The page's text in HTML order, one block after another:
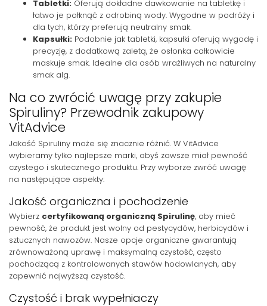
Tabletki: Oferują dokładne dawkowanie na tabletkę i
łatwo je połknąć z odrobiną wody. Wygodne w podróży i
dla tych, którzy preferują neutralny smak.
Kapsułki: Podobnie jak tabletki, kapsułki oferują wygodę i
precyzję, z dodatkową zaletą, że osłonka całkowicie
maskuje smak. Idealne dla osób wrażliwych na naturalny
smak alg.
Na co zwrócić uwagę przy zakupie
Spiruliny? Przewodnik zakupowy
VitAdvice
Jakość Spiruliny może się znacznie różnić. W VitAdvice
wybieramy tylko najlepsze marki, abyś zawsze miał pewność
czystego i skutecznego produktu. Przy wyborze zwróć uwagę
na następujące aspekty:
Jakość organiczna i pochodzenie
Wybierz certyfikowaną organiczną Spirulinę, aby mieć
pewność, że produkt jest wolny od pestycydów, herbicydów i
sztucznych nawozów. Nasze opcje organiczne gwarantują
zrównoważoną uprawę i maksymalną czystość, często
pochodzącą z kontrolowanych stawów hodowlanych, aby
zapewnić najwyższą czystość.
Czystość i brak wypełniaczy